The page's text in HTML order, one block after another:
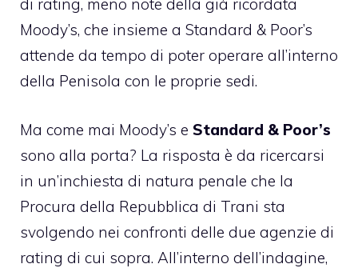
di rating, meno note della già ricordata
Moody’s, che insieme a Standard & Poor’s
attende da tempo di poter operare all’interno
della Penisola con le proprie sedi.
Ma come mai Moody’s e Standard & Poor’s
sono alla porta? La risposta è da ricercarsi
in un’inchiesta di natura penale che la
Procura della Repubblica di Trani sta
svolgendo nei confronti delle due agenzie di
rating di cui sopra. All’interno dell’indagine,